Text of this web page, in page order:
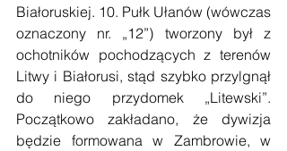
Białoruskiej. 10. Pułk Ułanów (wówczas
oznaczony nr. „12”) tworzony był z
ochotników pochodzących z terenów
Litwy i Białorusi, stąd szybko przylgnął
do niego przydomek „Litewski”.
Początkowo zakładano, że dywizja
będzie formowana w Zambrowie, w